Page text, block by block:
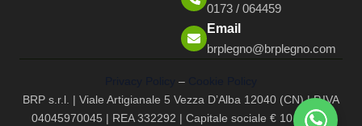
0173 / 064459
Email
brplegno@brplegno.com
–
BRP s.r.l. | Viale Artigianale 5 Vezza D’Alba 12040 (CN) | P.IVA
04045970045 | REA 332292 | Capitale sociale € 10.000,00